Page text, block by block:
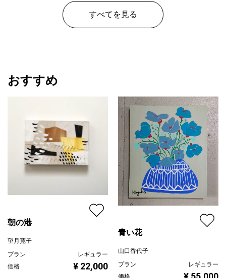
すべてを見る
おすすめ
朝の港
望月寛子
プラン
レギュラー
価格
¥ 22,000
青い花
山口香代子
プラン
レギュラー
価格